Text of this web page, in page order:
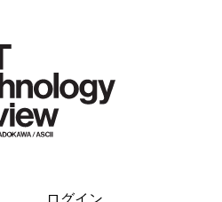
ログイン